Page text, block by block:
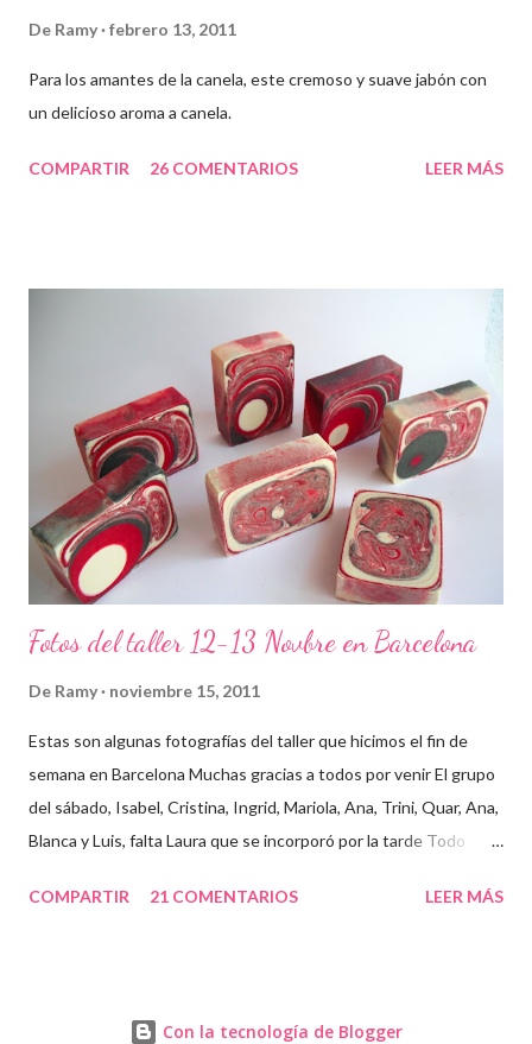
De Ramy febrero 13, 2011
Para los amantes de la canela, este cremoso y suave jabón con
un delicioso aroma a canela.
COMPARTIR 26 COMENTARIOS LEER MÁS
Fotos del taller 12-13 Novbre en Barcelona
De Ramy noviembre 15, 2011
Estas son algunas fotografías del taller que hicimos el fin de
semana en Barcelona Muchas gracias a todos por venir El grupo
del sábado, Isabel, Cristina, Ingrid, Mariola, Ana, Trini, Quar, Ana,
Blanca y Luis, falta Laura que se incorporó por la tarde Todo
primero un poco de teórica para tener claro lo que tenemos que
COMPARTIR 21 COMENTARIOS LEER MÁS
Con la tecnología de Blogger